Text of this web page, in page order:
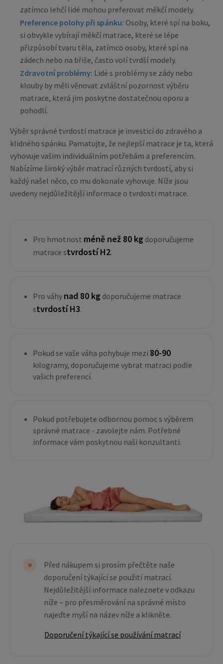
zatímco lehčí lidé mohou preferovat měkčí modely.
Preference polohy při spánku: Osoby, které spí na boku,
si obvykle vybírají měkčí matrace, které se lépe
přizpůsobí tvaru těla, zatímco osoby, které spí na
zádech nebo na břiše, často volí tvrdší modely.
Zdravotní problémy: Lidé s problémy se zády nebo
klouby by měli věnovat zvláštní pozornost výběru
matrace, která jim poskytne dostatečnou oporu a
pohodlí.
Výběr správné tvrdosti matrace je investicí do zdravého a
klidného spánku. Pamatujte, že nejlepší matrace je ta, která
vyhovuje vašim individuálním potřebám a preferencím.
Nabízíme široký výběr matrací různých tvrdostí, aby si
každý našel něco, co mu dokonale vyhovuje. Níže jsou
uvedeny nejdůležitější informace o tvrdosti matrace.
Pro hmotnost méně než 80 kg doporučujeme
matrace stvrdostí H2.
Pro váhy nad 80 kg doporučujeme matrace
stvrdostí H3.
Pokud se vaše váha pohybuje mezi 80-90
kilogramy, doporučujeme vybrat matraci podle
vašich preferencí.
Pokud potřebujete odbornou pomoc s výběrem
správné matrace - zavolejte nám. Potřebné
informace vám poskytnou naši konzultanti.
Před nákupem si prosím přečtěte naše
doporučení týkající se použití matrací.
Nejdůležitější informace naleznete v odkazu
níže – pro přesměrování na správné místo
najeďte myší na název níže a klikněte.
Doporučení týkající se používání matrací